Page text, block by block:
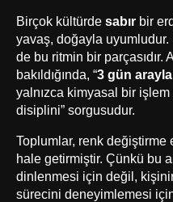
Birçok kültürde sabır bir
yavaş, doğayla
de bu ritmin bir parçasıdır.
bakıldığında, “3 gün arayla
yalnızca kimyasal bir
disiplini” sorgusudur.
Toplumlar, renk
hale getirmiştir. Çünkü bu
dinlenmesi için değil,
sürecini deneyimlemesi